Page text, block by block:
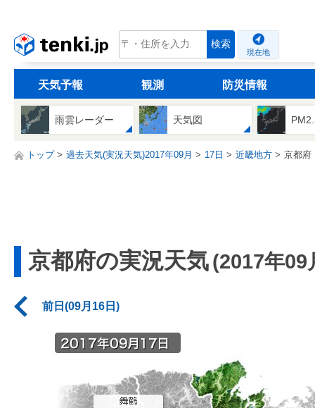
tenki.jp 検索
現在地
天気予報 観測 防災情報
雨雲レーダー 天気図
トップ 過去天気(実況天気)2017年09月 17日 近畿地方 京都府
京都府の実況天気(2017年09
前日(09月16日)